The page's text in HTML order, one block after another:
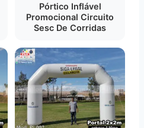
Pórtico Inflável
Promocional Circuito
Sesc De Corridas